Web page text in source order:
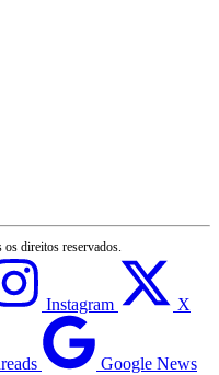
os direitos reservados.
Instagram X
Google News